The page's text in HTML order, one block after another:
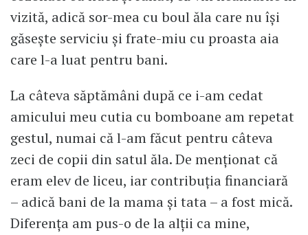
vizită, adică sor-mea cu boul ăla care nu își
găsește serviciu și frate-miu cu proasta aia
care l-a luat pentru bani.
La câteva săptămâni după ce i-am cedat
amicului meu cutia cu bomboane am repetat
gestul, numai că l-am făcut pentru câteva
zeci de copii din satul ăla. De menționat că
eram elev de liceu, iar contribuția financiară
– adică bani de la mama și tata – a fost mică.
Diferența am pus-o de la alții ca mine,